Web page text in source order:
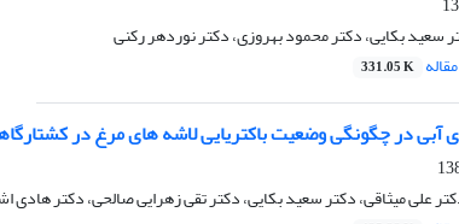
سعید بکایی، دکتر محمود بهروزی، دکتر نوردهر رکنی
331.05 K
در چگونگی وضعیت باکتریایی لاشه های مرغ در
علی میثاقی، دکتر سعید بکایی، دکتر تقی زهرایی صالحی، دکتر هادی